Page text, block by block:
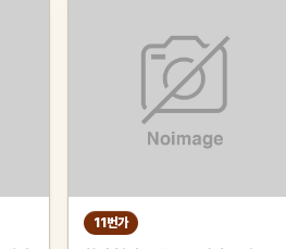
11번가